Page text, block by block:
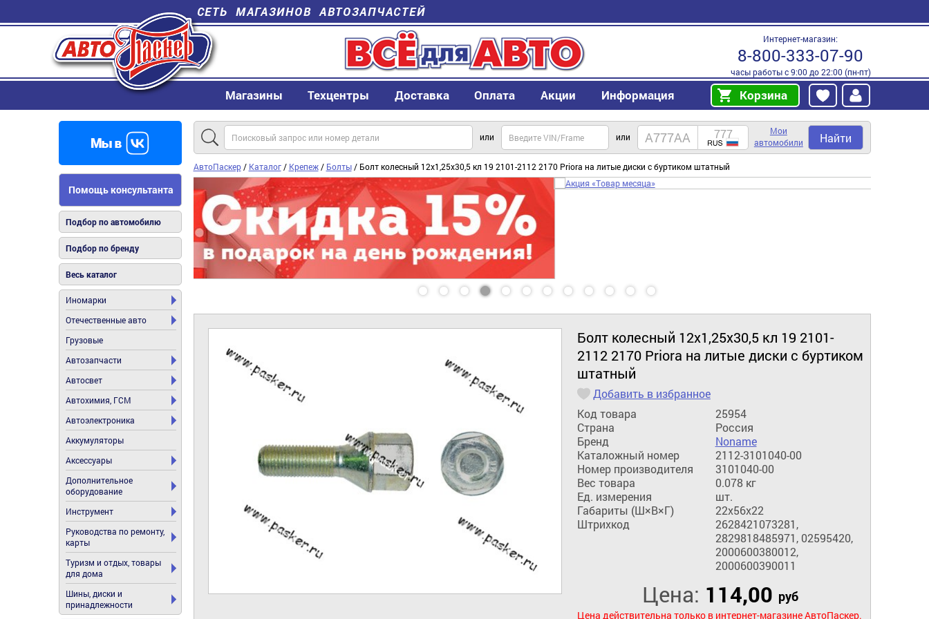
СЕТЬ МАГАЗИНОВ АВТОЗАПЧАСТЕЙ
Интернет-магазин:
8-800-333-07-90
часы работы с 9:00 до 22:00 (пн-пт)
Магазины Техцентры Доставка Оплата Акции Информация Корзина
Помощь консультанта
Подбор по автомобилю
Подбор по бренду
Весь каталог
Иномарки
Отечественные авто
Грузовые
Автозапчасти
Автосвет
Автохимия, ГСМ
Автоэлектроника
Аккумуляторы
Аксессуары
Дополнительное
оборудование
Инструмент
Руководства по ремонту,
карты
Туризм и отдых, товары
для дома
Шины, диски и
принадлежности
или или
Мои
автомобили
Найти
АвтоПаскер/ Каталог/ Крепеж/ Болты/ Болт колесный 12х1,25х30,5 кл 19 2101-2112 2170 Priora на литые диски с буртиком штатный
Болт колесный 12х1,25х30,5 кл 19 2101-
2112 2170 Priora на литые диски с буртиком
штатный
Добавить в избранное
Код товара
25954
Страна
Россия
Бренд
Noname
Каталожный номер
2112-3101040-00
Номер производителя
3101040-00
Вес товара
0.078 кг
Ед. измерения
шт.
Габариты (Ш×В×Г)
22x56x22
Штрихкод
2628421073281,
2829818485971, 02595420,
2000600380012,
2000600390011
Цена: 114,00 руб
Цена действительна только в интернет-магазине АвтоПаскер.